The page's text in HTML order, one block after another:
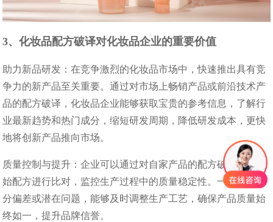
3、化妆品配方破译对化妆品企业的重要价值​
助力新品研发：在竞争激烈的化妆品市场中，快速推出具有竞
争力的新产品至关重要。通过对市场上畅销产品或前沿技术产
品的配方破译，化妆品企业能够获取宝贵的参考信息，了解行
业最新趋势和热门成分，缩短研发周期，降低研发成本，更快
地将创新产品推向市场。​
质量控制与提升：企业可以通过对自家产品的配方破译，与原
始配方进行比对，监控生产过程中的质量稳定性。一旦发现成
分偏差或潜在问题，能够及时调整生产工艺，确保产品质量始
终如一，提升品牌信誉。​